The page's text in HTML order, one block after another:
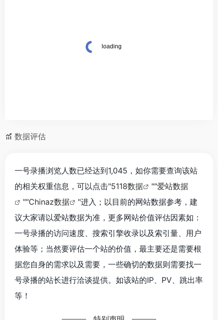
数据评估
一号录播浏览人数已经达到1,045，如你需要查询该站
的相关权重信息，可以点击"5118数据 ""爱站数据
""Chinaz数据
"进入；以目前的网站数据参考，建
议大家请以爱站数据为准，更多网站价值评估因素如：
一号录播的访问速度、搜索引擎收录以及索引量、用户
体验等；当然要评估一个站的价值，最主要还是需要根
据您自身的需求以及需要，一些确切的数据则需要找一
号录播的站长进行洽谈提供。如该站的IP、PV、跳出率
等！